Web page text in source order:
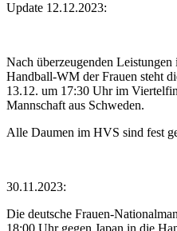
Update 12.12.2023:
Nach überzeugenden
Handball-WM der Frauen steht
13.12. um 17:30 Uhr im
Mannschaft aus Schweden.
Alle Daumen im HVS sind fest
30.11.2023:
Die deutsche Frauen-